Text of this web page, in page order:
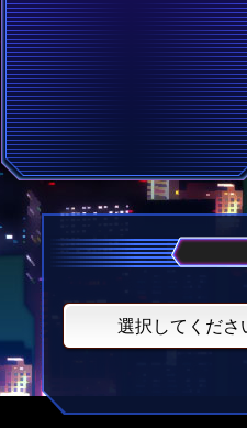
選択してくださ